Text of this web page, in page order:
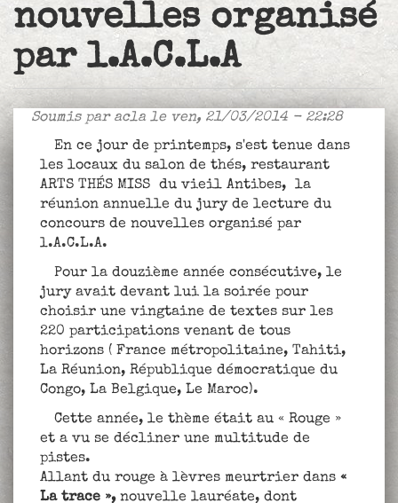
nouvelles organisé
par l.A.C.L.A
Soumis par acla le ven, 21/03/2014 - 22:28
En ce jour de printemps, s'est tenue dans
les locaux du salon de thés, restaurant
ARTS THÉS MISS du vieil Antibes, la
réunion annuelle du jury de lecture du
concours de nouvelles organisé par
l.A.C.L.A.
Pour la douzième année consécutive, le
jury avait devant lui la soirée pour
choisir une vingtaine de textes sur les
220 participations venant de tous
horizons ( France métropolitaine, Tahiti,
La Réunion, République démocratique du
Congo, La Belgique, Le Maroc).
Cette année, le thème était au « Rouge »
et a vu se décliner une multitude de
pistes.
Allant du rouge à lèvres meurtrier dans «
La trace »,nouvelle lauréate, dont